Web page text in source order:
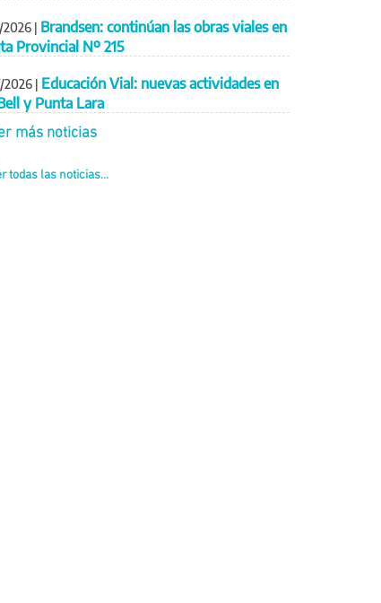
que para nosotros es
2026 | Brandsen: continúan las obras viales en
Provincial Nº 215
2026 | Educación Vial: nuevas actividades en
y Punta Lara
más noticias
todas las noticias...